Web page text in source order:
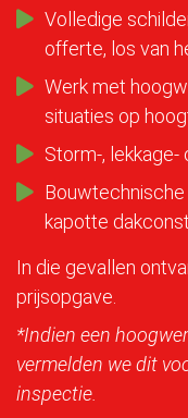
Volledige
offerte, los van
Werk met
situaties op
Storm-,
kapotte
In die gevallen
prijsopgave.
*Indien een
vermelden we dit
inspectie.